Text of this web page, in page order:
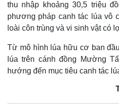
thu nhập khoảng 30,5 triệu
phương pháp canh tác lúa vô
loài côn trùng và vi sinh vật có
Từ mô hình lúa hữu cơ ban
lúa trên cánh đồng Mường
hướng đến mục tiêu canh tác